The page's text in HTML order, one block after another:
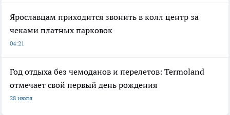
Ярославцам приходится звонить в колл центр за
чеками платных парковок
04:21
Год отдыха без чемоданов и перелетов: Termoland
отмечает свой первый день рождения
28 июля